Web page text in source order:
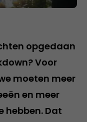
opgedaan
Voor
moeten meer
en meer
hebben. Dat